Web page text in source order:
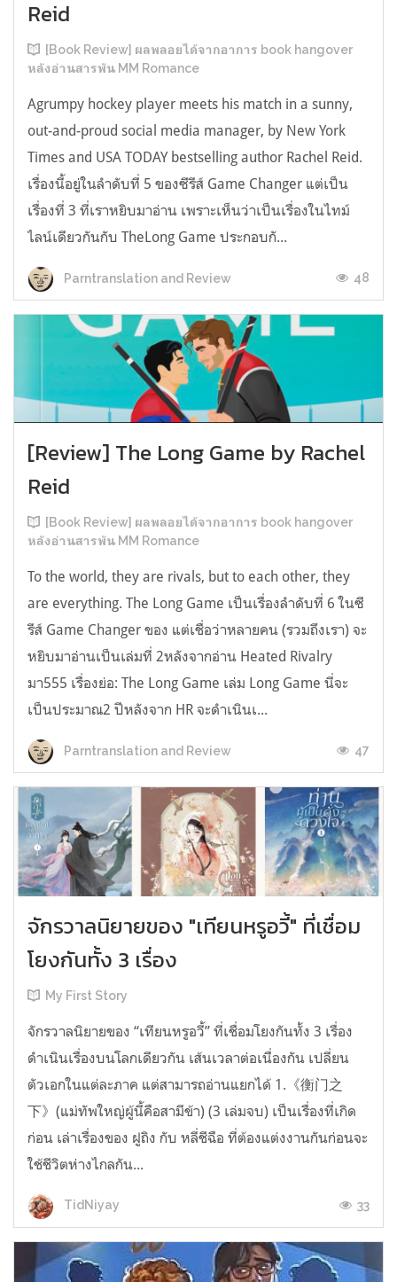
Reid
[Book Review] ผลพลอยได้จากอาการ book hangover
หลังอ่านสารพัน MM Romance
Agrumpy hockey player meets his match in a sunny,
out-and-proud social media manager, by New York
Times and USA TODAY bestselling author Rachel Reid.
เรื่องนี้อยู่ในลำดับที่ 5 ของซีรีส์ Game Changer แต่เป็น
เรื่องที่ 3 ที่เราหยิบมาอ่าน เพราะเห็นว่าเป็นเรื่องในไทม์
ไลน์เดียวกันกับ TheLong Game ประกอบกั...
Parntranslation and Review 48
[Review] The Long Game by Rachel
Reid
[Book Review] ผลพลอยได้จากอาการ book hangover
หลังอ่านสารพัน MM Romance
To the world, they are rivals, but to each other, they
are everything. The Long Game เป็นเรื่องลำดับที่ 6 ในซี
รีส์ Game Changer ของ แต่เชื่อว่าหลายคน (รวมถึงเรา) จะ
หยิบมาอ่านเป็นเล่มที่ 2หลังจากอ่าน Heated Rivalry
มา555 เรื่องย่อ: The Long Game เล่ม Long Game นี่จะ
เป็นประมาณ2 ปีหลังจาก HR จะดำเนินเ...
Parntranslation and Review 47
จักรวาลนิยายของ "เทียนหรูอวี้" ที่เชื่อม
โยงกันทั้ง 3 เรื่อง
My First Story
จักรวาลนิยายของ “เทียนหรูอวี้” ที่เชื่อมโยงกันทั้ง 3 เรื่อง
ดำเนินเรื่องบนโลกเดียวกัน เส้นเวลาต่อเนื่องกัน เปลี่ยน
ตัวเอกในแต่ละภาค แต่สามารถอ่านแยกได้ 1.《衡门之
下》(แม่ทัพใหญ่ผู้นี้คือสามีข้า) (3 เล่มจบ) เป็นเรื่องที่เกิด
ก่อน เล่าเรื่องของ ฝูถิง กับ หลี่ชีฉือ ที่ต้องแต่งงานกันก่อนจะ
ใช้ชีวิตห่างไกลกัน...
TidNiyay 33